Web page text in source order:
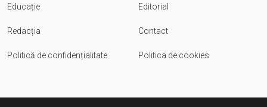
Educație Editorial
Redacția Contact
Politică de confidențialitate Politica de cookies